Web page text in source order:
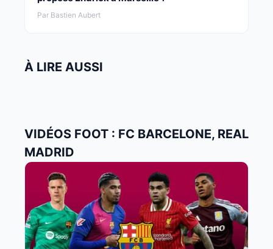
Par Bastien Aubert
À LIRE AUSSI
VIDÉOS FOOT : FC BARCELONE, REAL
MADRID